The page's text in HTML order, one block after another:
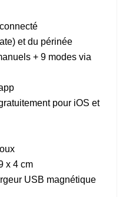
et du périnée
+ 9 modes via
pour iOS et
x 4 cm
USB magnétique